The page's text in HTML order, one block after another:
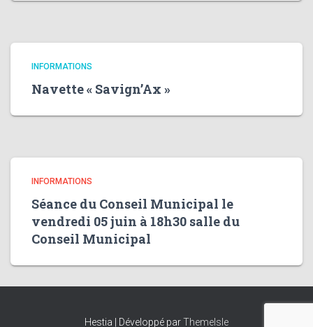
INFORMATIONS
Navette « Savign’Ax »
INFORMATIONS
Séance du Conseil Municipal le
vendredi 05 juin à 18h30 salle du
Conseil Municipal
Hestia | Développé parThemeIsle